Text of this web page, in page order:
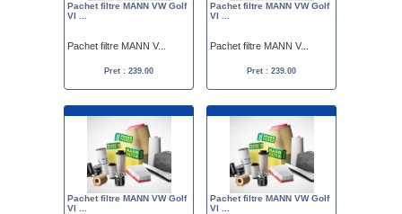
Pachet filtre MANN VW Golf
VI ...
Pachet filtre MANN V...
Pret : 239.00
Pachet filtre MANN VW Golf
VI ...
Pachet filtre MANN V...
Pret : 239.00
Pachet filtre MANN VW Golf
VI ...
Pachet filtre MANN VW Golf
VI ...